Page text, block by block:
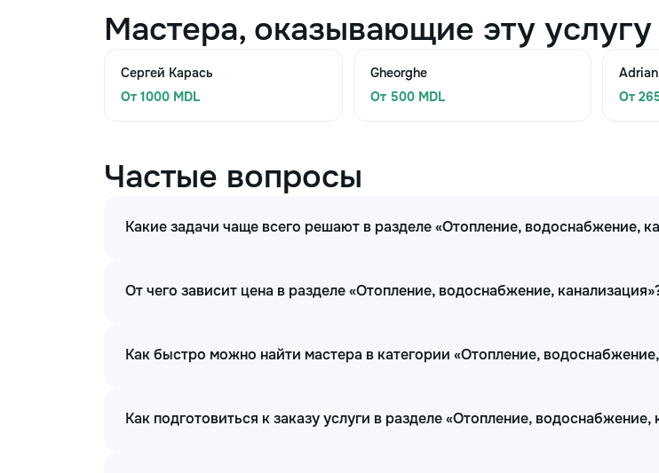
Мастера, оказывающие эту услугу
Сергей Карась
От 1000 MDL
Gheorghe
От 500 MDL
Adrian
От
Частые вопросы
Какие задачи чаще всего решают в разделе «Отопление, водоснабжение,
От чего зависит цена в разделе «Отопление, водоснабжение,
Как быстро можно найти мастера в категории «Отопление,
Как подготовиться к заказу услуги в разделе «Отопление, водоснабжение,